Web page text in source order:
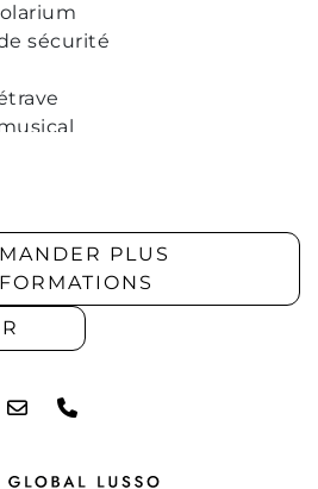
sécurité
PLUS